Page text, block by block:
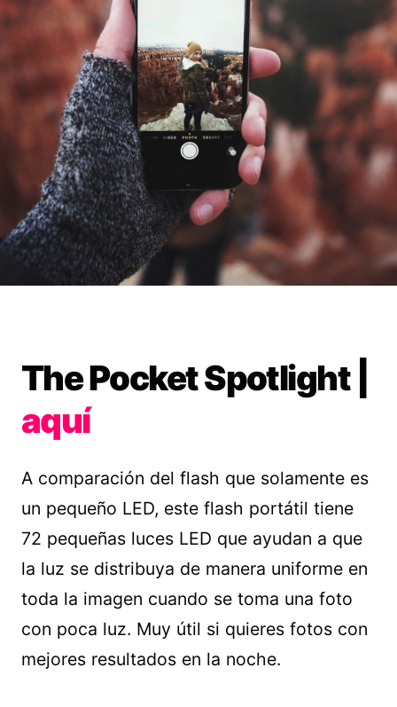
The Pocket Spotlight |
aquí
A comparación del flash que solamente es
un pequeño LED, este flash portátil tiene
72 pequeñas luces LED que ayudan a que
la luz se distribuya de manera uniforme en
toda la imagen cuando se toma una foto
con poca luz. Muy útil si quieres fotos con
mejores resultados en la noche.